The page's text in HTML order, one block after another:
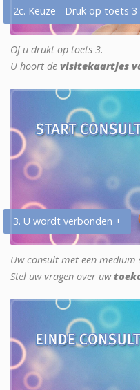
2c. Keuze - Druk op toets 3
Of u drukt op toets 3.
U hoort de visitekaartjes
3. U wordt verbonden +
Uw consult met een medium
Stel uw vragen over uw